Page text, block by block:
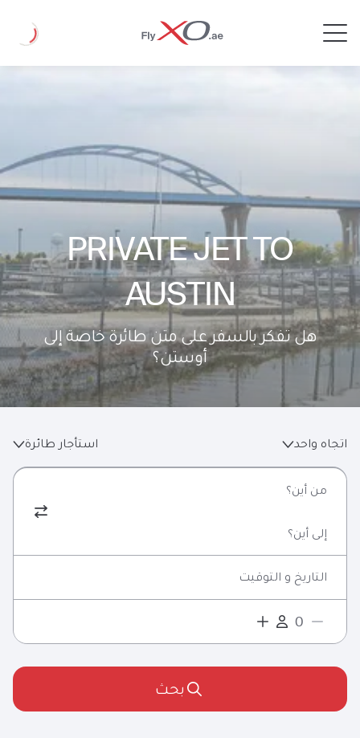
Loading
PRIVATE JET TO
AUSTIN
هل تفكر بالسفر على متن طائرة خاصة إلى
أوستن؟
اتجاه واحد استأجار طائرة
من أين؟
إلى أين؟
التاريخ و التوقيت
بحث